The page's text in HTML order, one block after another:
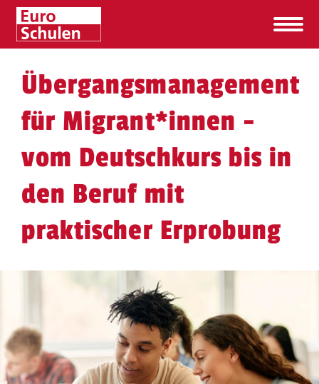
Übergangsmanagement
für Migrant​*innen -
vom Deutschkurs bis in
den Beruf mit
praktischer Erprobung